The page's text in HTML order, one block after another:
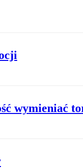
wymieniać